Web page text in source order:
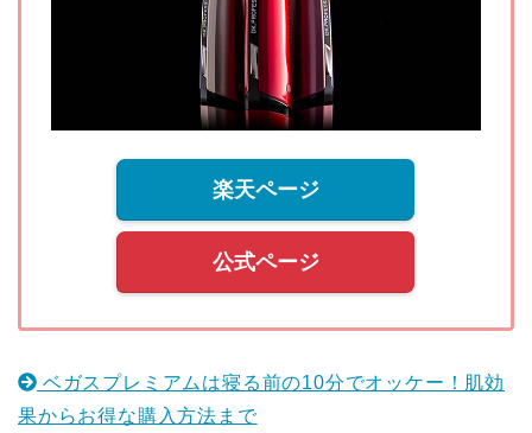
楽天ページ
公式ページ
ベガスプレミアムは寝る前の10分でオッケー！肌効
果からお得な購入方法まで